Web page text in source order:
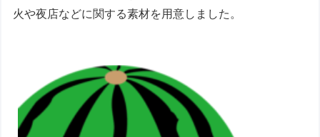
火や夜店などに関する素材を用意しました。